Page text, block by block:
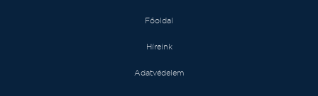
Főoldal
Híreink
Adatvédelem